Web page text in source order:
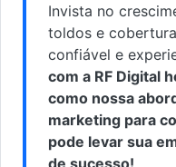
Invista no
toldos e
confiável e
com a RF Digital
como nossa
marketing para
pode levar sua
de sucesso!